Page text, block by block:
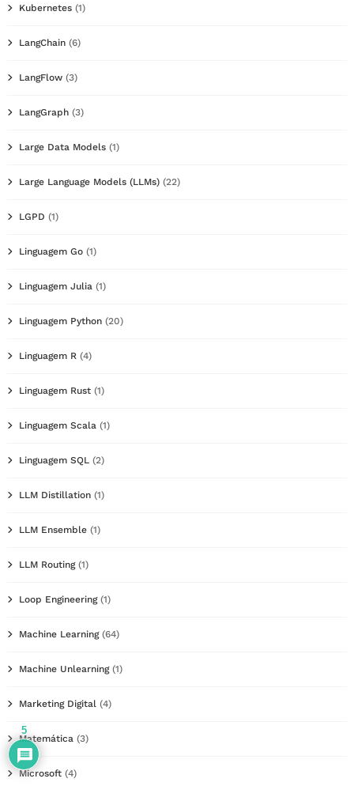
Kubernetes (1)
LangChain (6)
LangFlow (3)
LangGraph (3)
Large Data Models (1)
Large Language Models (LLMs) (22)
LGPD (1)
Linguagem Go (1)
Linguagem Julia (1)
Linguagem Python (20)
Linguagem R (4)
Linguagem Rust (1)
Linguagem Scala (1)
Linguagem SQL (2)
LLM Distillation (1)
LLM Ensemble (1)
LLM Routing(1)
Loop Engineering(1)
Machine Learning(64)
Machine Unlearning(1)
Marketing Digital (4)
Matemática (3)
Microsoft (4)
5